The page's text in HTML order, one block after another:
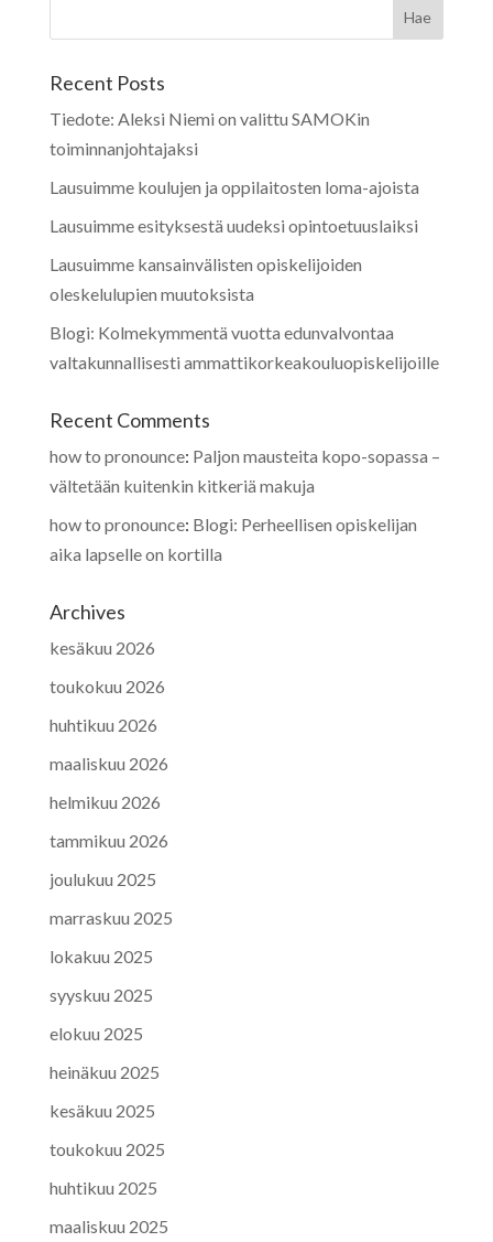
Recent Posts
Tiedote: Aleksi Niemi on valittu SAMOKin
toiminnanjohtajaksi
Lausuimme koulujen ja oppilaitosten loma-ajoista
Lausuimme esityksestä uudeksi opintoetuuslaiksi
Lausuimme kansainvälisten opiskelijoiden
oleskelulupien muutoksista
Blogi: Kolmekymmentä vuotta edunvalvontaa
valtakunnallisesti ammattikorkeakouluopiskelijoille
Recent Comments
how to pronounce: Paljon mausteita kopo-sopassa –
vältetään kuitenkin kitkeriä makuja
how to pronounce: Blogi: Perheellisen opiskelijan
aika lapselle on kortilla
Archives
kesäkuu 2026
toukokuu 2026
huhtikuu 2026
maaliskuu 2026
helmikuu 2026
tammikuu 2026
joulukuu 2025
marraskuu 2025
lokakuu 2025
syyskuu 2025
elokuu 2025
heinäkuu 2025
kesäkuu 2025
toukokuu 2025
huhtikuu 2025
maaliskuu 2025